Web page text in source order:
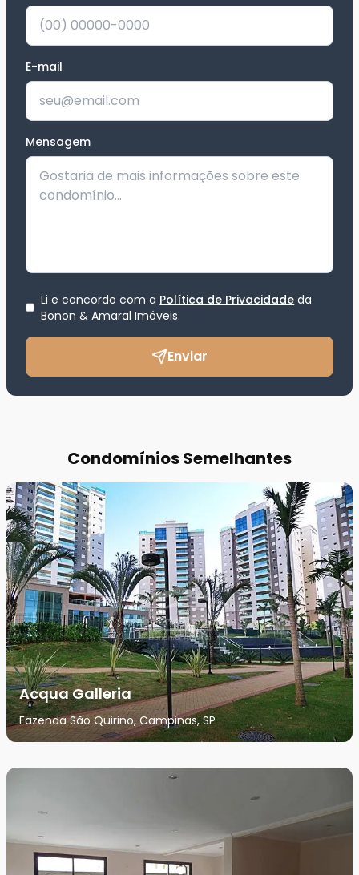
E-mail
Mensagem
Li e concordo com a Política de Privacidade da
Bonon & Amaral Imóveis.
Enviar
Condomínios Semelhantes
Acqua Galleria
Fazenda São Quirino, Campinas, SP